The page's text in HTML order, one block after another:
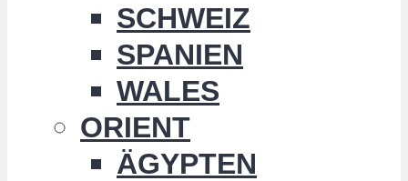
SCHWEIZ
SPANIEN
WALES
ORIENT
ÄGYPTEN